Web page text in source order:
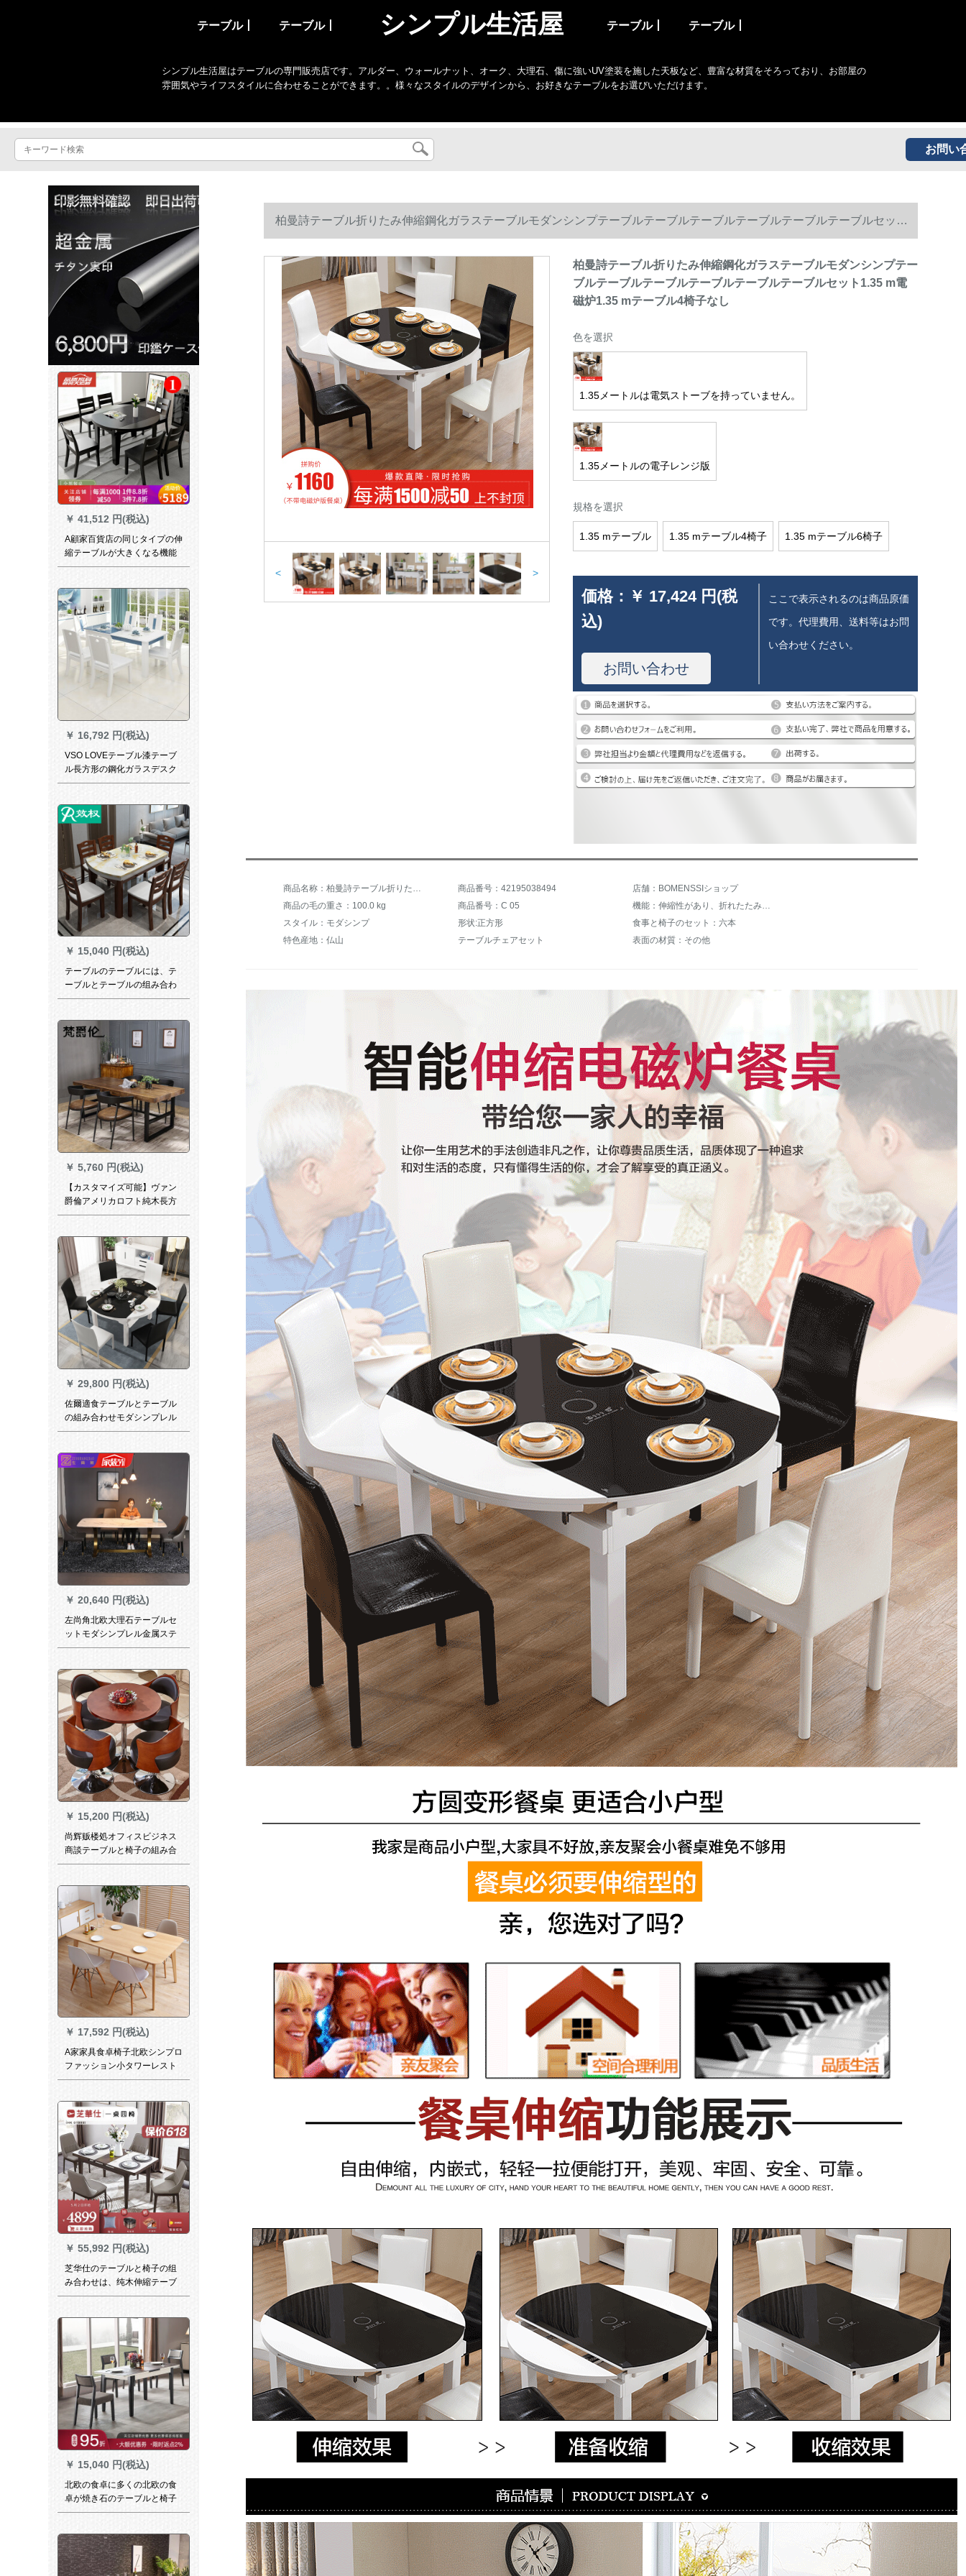
テーブル丨 テーブル丨 シンプル生活屋 テーブル丨 テーブル丨
シンプル生活屋はテーブルの専門販売店です。アルダー、ウォールナット、オーク、大理石、傷に強いUV塗装を施した天板など、豊富な材質をそろっており、お部屋の
雰囲気やライフスタイルに合わせることができます。。様々なスタイルのデザインから、お好きなテーブルをお選びいただけます。
お問い
￥ 41,512 円(税込)
A顧家百貨店の同じタイプの伸
縮テーブルが大きくなる機能
椅子の組み合わせで、折り畳
ダイン北欧には焼石がありま
す。伸縮円卓全黒＋六椅子で
す。
￥ 16,792 円(税込)
VSO LOVEテーブル漆テーブ
ル長方形の鋼化ガラスデスク
トップテーブルテーブルとテ
ルテーブル
￥ 15,040 円(税込)
テーブルのテーブルには、テ
ーブルとテーブルの组み合わ
せが伸縮したものがありま
￥ 5,760 円(税込)
【カスタマイズ可能】ヴァン
爵倫アメリカロフト純木長方
形テーブルセット原木長テー
ーブルテーブルテーブルテー
ブルテーブルテーブル単テー
ブル120*60*75木の板5センチ
￥ 29,800 円(税込)
佐爾適食テーブルとテーブル
の組み合わせモダシンプレル
純木伸縮テーブルガラステー
￥ 20,640 円(税込)
左尚角北欧大理石テーブルセ
ットモダシンプレル金属ステ
ンレス鋼小タル家庭用長方形
ルテーブル
￥ 15,200 円(税込)
尚辉贩楼処オフィスビジネス
商談テーブルと椅子の組み合
わせモダシンプレルレジャー
ルと椅子の休憩エリアミルク
ティー店のテーブルと椅子の
円形のテーブルと椅子の胡桃
色+黒皮のテーブルの三つの椅
子
￥ 17,592 円(税込)
A家家具食卓椅子北欧シンプロ
ファッション小タワーレスト
ラン家具一テーブル4椅子
￥ 55,992 円(税込)
芝华仕のテーブルと椅子の组
み合わせは、纯木伸縮テーブ
ルシンプロ長方形テーブルPT
￥ 15,040 円(税込)
北欧の食卓に多くの北欧の食
卓が焼き石のテーブルと椅子
を組み合わせたモデルプチッ
ご飯テーブル焼石ガラス台
【伸縮可能】単一テーブル
【伸縮可能】
柏曼詩テーブル折りたみ伸縮鋼化ガラステーブルモダンシンプテーブルテーブルテーブルテーブルテーブルテーブルセット
1.35 m電磁炉1.35 mテーブル4椅子なし
< >
柏曼詩テーブル折りたみ伸縮鋼化ガラステーブルモダンシンプテー
ブルテーブルテーブルテーブルテーブルテーブルセット1.35 m電
磁炉1.35 mテーブル4椅子なし
色を選択
1.35メートルは電気ストーブを持っていません。
1.35メートルの電子レンジ版
規格を選択
1.35 mテーブル 1.35 mテーブル4椅子 1.35 mテーブル6椅子
価格： ￥ 17,424 円(税
込)
お問い合わせ
ここで表示されるのは商品原価
です。代理費用、送料等はお問
い合わせください。
商品名称：柏曼詩テーブル折りたたみたみ伸縮鋼化ガラステーブルモダンプシーテーブルテーブルテーブルテーブルテーブルミニテーブルセット1.35 m電磁炉1.35 mテーブル4椅子なし 商品番号：42195038494
店舗：BOMENSSIショップ
商品の毛の重さ：100.0 kg
商品番号：C 05
機能：伸縮性があり、折れたたみ、その他
スタイル：モダシンプ
形状:正方形
食事と椅子のセット：六本
特色産地：仏山
テーブルチェアセット 表面の材質：その他